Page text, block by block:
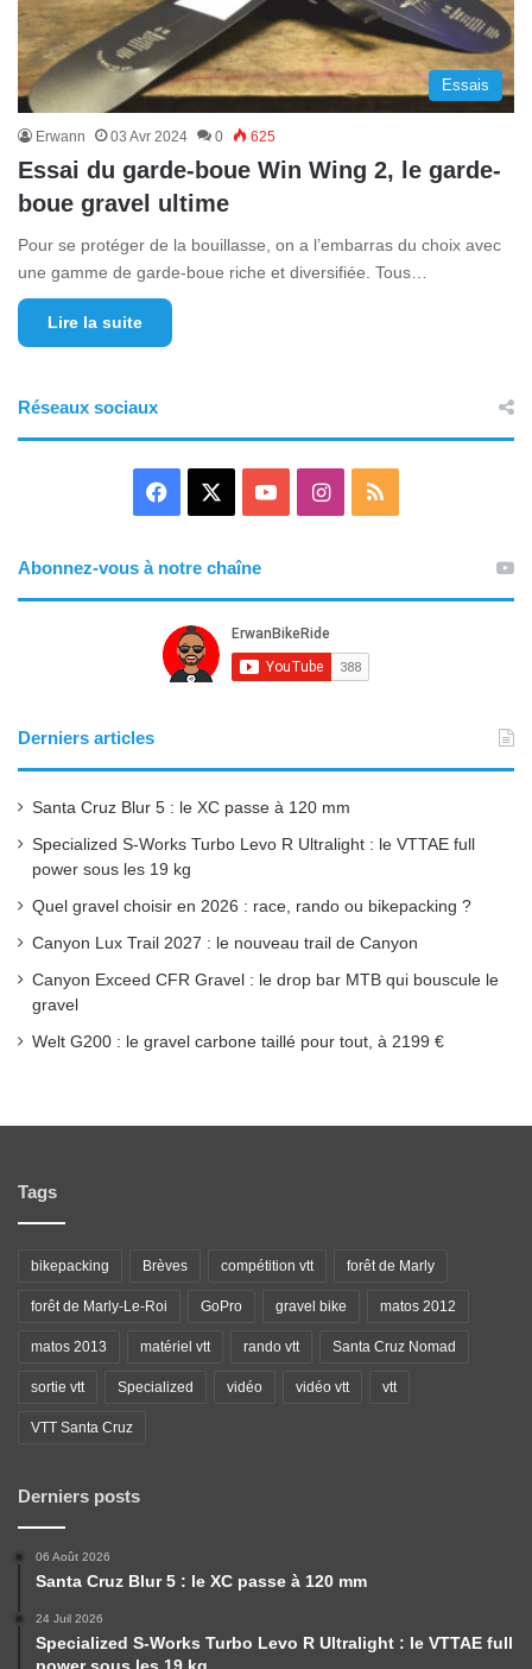
Essais
Erwann 03 Avr 2024 0 625
Essai du garde-boue Win Wing 2, le garde-
boue gravel ultime
Pour se protéger de la bouillasse, on a l’embarras du choix avec
une gamme de garde-boue riche et diversifiée. Tous…
Lire la suite
Réseaux sociaux
e
b
o
T
u
e
I
a
r
Abonnez-vous à notre chaîne
Derniers articles
Santa Cruz Blur 5 : le XC passe à 120 mm
Specialized S-Works Turbo Levo R Ultralight : le VTTAE full
power sous les 19 kg
Quel gravel choisir en 2026 : race, rando ou bikepacking ?
Canyon Lux Trail 2027 : le nouveau trail de Canyon
Canyon Exceed CFR Gravel : le drop bar MTB qui bouscule le
gravel
Welt G200 : le gravel carbone taillé pour tout, à 2199 €
Tags
bikepacking Brèves compétition vtt forêt de Marly
forêt de Marly-Le-Roi GoPro gravel bike matos 2012
matos 2013 matériel vtt rando vtt Santa Cruz Nomad
sortie vtt Specialized vidéo vidéo vtt vtt
VTT Santa Cruz
Derniers posts
06 Août 2026
Santa Cruz Blur 5 : le XC passe à 120 mm
24 Juil 2026
Specialized S-Works Turbo Levo R Ultralight : le VTTAE full